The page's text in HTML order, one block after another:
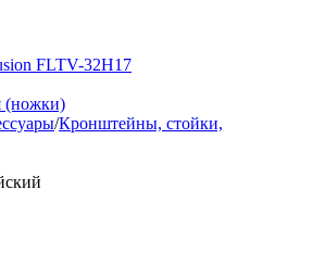
FLTV-32H17
(ножки)
/Кронштейны, стойки,